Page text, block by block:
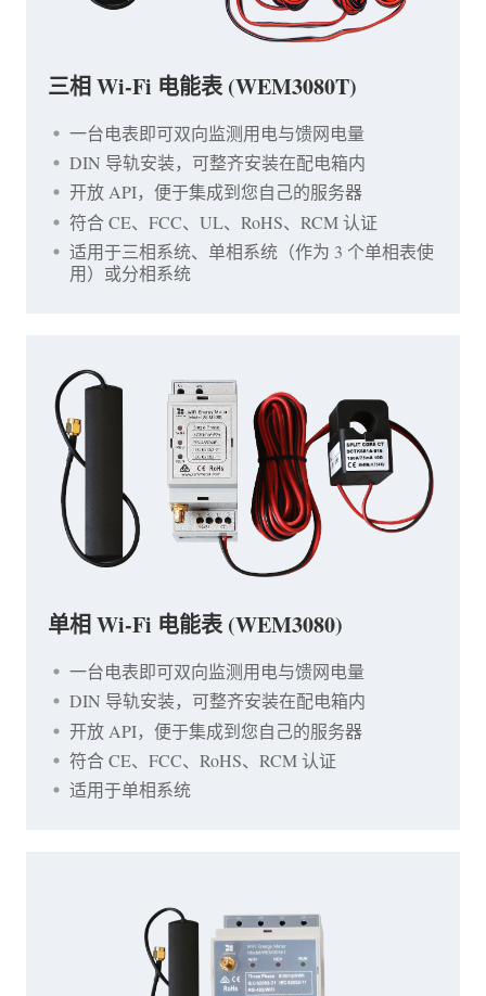
三相 Wi-Fi 电能表 (WEM3080T)
一台电表即可双向监测用电与馈网电量
DIN 导轨安装，可整齐安装在配电箱内
开放 API，便于集成到您自己的服务器
符合 CE、FCC、UL、RoHS、RCM 认证
适用于三相系统、单相系统（作为 3 个单相表使
用）或分相系统
单相 Wi-Fi 电能表 (WEM3080)
一台电表即可双向监测用电与馈网电量
DIN 导轨安装，可整齐安装在配电箱内
开放 API，便于集成到您自己的服务器
符合 CE、FCC、RoHS、RCM 认证
适用于单相系统